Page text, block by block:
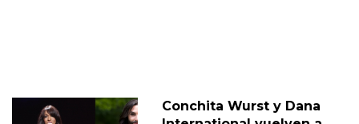
Conchita Wurst y Dana